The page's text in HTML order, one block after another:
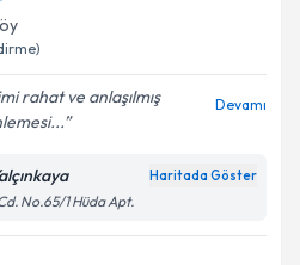
rahat ve anlaşılmış
Devamı
Haritada Göster
No.65/1 Hüda Apt.